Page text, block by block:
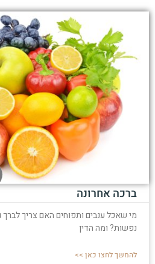
ברכה אחרונה
מי שאכל ענבים ותפוחים האם צריך לברך
נפשות? ומה הדין
להמשך לחצו כאן >>